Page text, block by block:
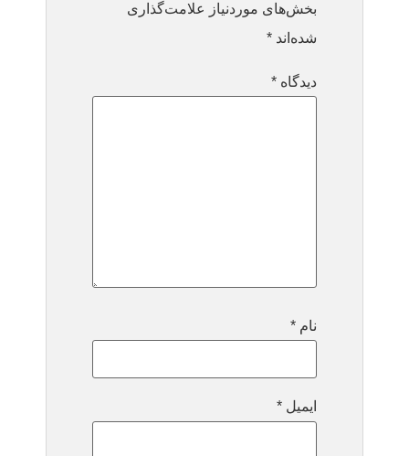
بخش‌های موردنیاز علامت‌گذاری
شده‌اند *
دیدگاه *
نام *
ایمیل *